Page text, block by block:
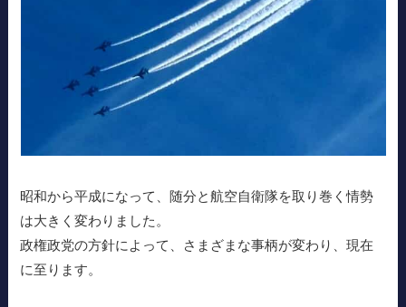
昭和から平成になって、随分と航空自衛隊を取り巻く情勢
は大きく変わりました。
政権政党の方針によって、さまざまな事柄が変わり、現在
に至ります。